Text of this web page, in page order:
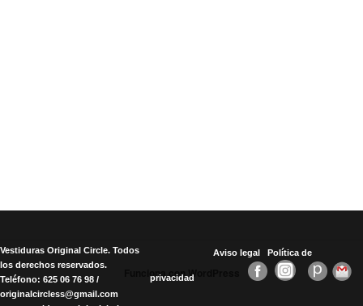
Funciona con WordPress
Vestiduras Original Circle. Todos
los derechos reservados.
Teléfono: 625 06 76 98 /
originalcircless@gmail.com
Aviso legal Política de
privacidad